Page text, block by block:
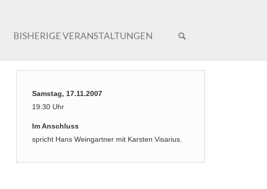
BISHERIGE VERANSTALTUNGEN
Samstag, 17.11.2007
19:30 Uhr
Im Anschluss
spricht Hans Weingartner mit Karsten Visarius.